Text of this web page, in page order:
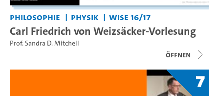
Philosophie Physik WiSe 16/17
Carl Friedrich von Weizsäcker-Vorlesung
Prof. Sandra D. Mitchell
Öffnen
7